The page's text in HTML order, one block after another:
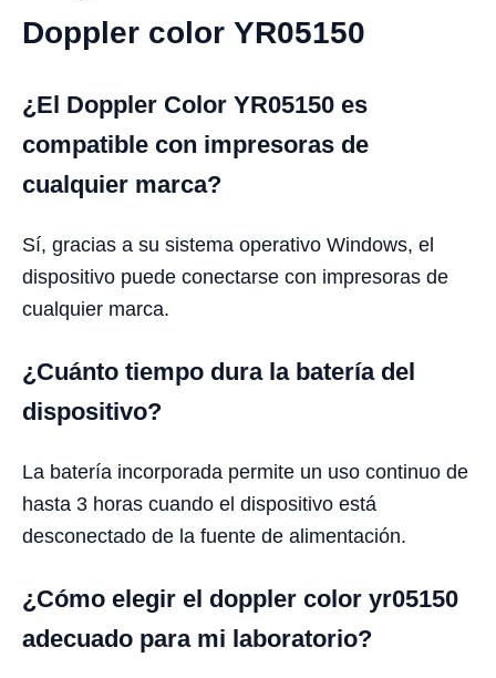
Doppler color YR05150
¿El Doppler Color YR05150 es
compatible con impresoras de
cualquier marca?
Sí, gracias a su sistema operativo Windows, el
dispositivo puede conectarse con impresoras de
cualquier marca.
¿Cuánto tiempo dura la batería del
dispositivo?
La batería incorporada permite un uso continuo de
hasta 3 horas cuando el dispositivo está
desconectado de la fuente de alimentación.
¿Cómo elegir el doppler color yr05150
adecuado para mi laboratorio?